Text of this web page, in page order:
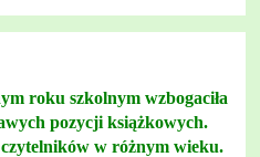
roku szkolnym wzbogaciła
pozycji książkowych.
w różnym wieku.